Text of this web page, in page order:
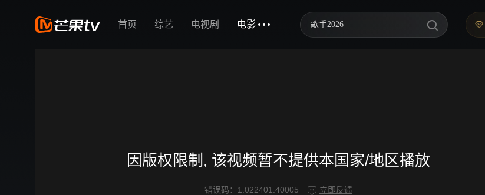
首页 综艺 电视剧 电影 歌手2026
妻子的浪漫旅行2026
因版权限制, 该视频暂不提供本国家/地区播放
错误码： 1.022401.40005 立即反馈